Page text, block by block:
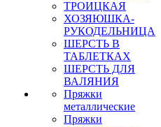
ТРОИЦКАЯ
ХОЗЯЮШКА-
РУКОДЕЛЬНИЦА
ШЕРСТЬ В
ТАБЛЕТКАХ
ШЕРСТЬ ДЛЯ
ВАЛЯНИЯ
Пряжки
металлические
Пряжки